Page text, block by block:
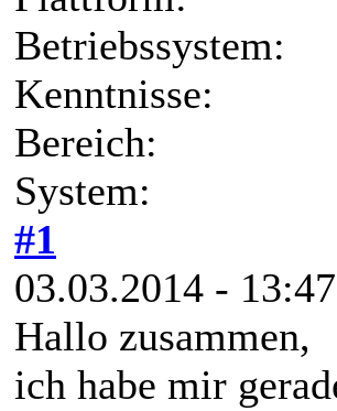
Betriebssystem:
Kenntnisse:
Bereich:
System:
#1
03.03.2014 - 13:47
Hallo zusammen,
ich habe mir